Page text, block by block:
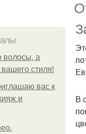
волосы, а
стиля!
вас к
и
В